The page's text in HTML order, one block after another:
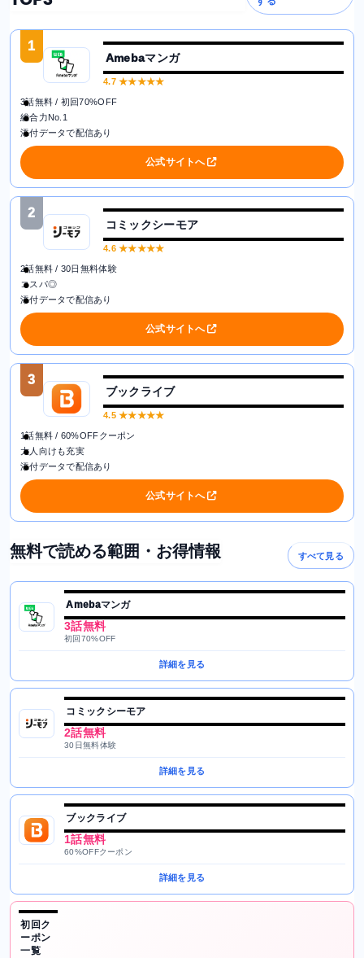
1
Amebaマンガ
4.7★★★★★
3話無料 / 初回70%OFF
総合力No.1
添付データで配信あり
公式サイトへ
2
コミックシーモア
4.6★★★★★
2話無料 / 30日無料体験
コスパ◎
添付データで配信あり
公式サイトへ
3
ブックライブ
4.5★★★★★
1話無料 / 60%OFFクーポン
大人向けも充実
添付データで配信あり
公式サイトへ
無料で読める範囲・お得情報 すべて見る
Amebaマンガ
3話無料
初回70%OFF
詳細を見る
コミックシーモア
2話無料
30日無料体験
詳細を見る
ブックライブ
1話無料
60%OFFクーポン
詳細を見る
初回ク
ーポン
一覧